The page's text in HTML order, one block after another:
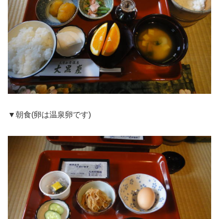
▼朝食(卵は温泉卵です)